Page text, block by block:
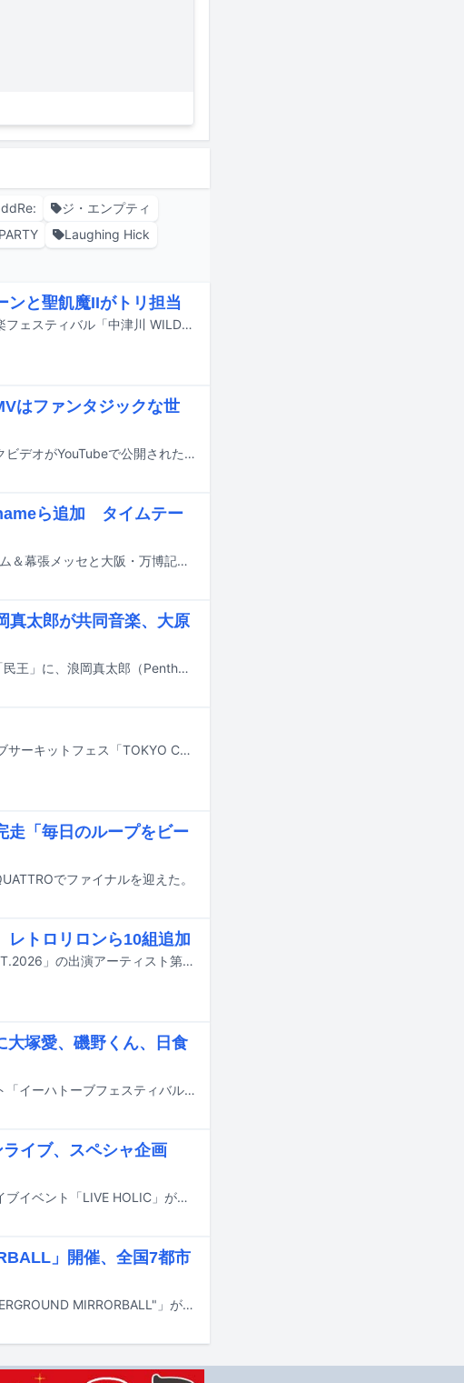
ジ・エンプティ
Laughing Hick
ンと聖飢魔IIがトリ担当
9月19日と20日に岐阜・中津川公園内特設ステージで行われる野外音楽フェスティバル「中津川 WILD WOOD 2026」のタイムテーブルが公開された。
はファンタジックな世
レトロリロンの最新曲「ミッドナイトタイムカプセル」のミュージックビデオがYouTubeで公開された。
ら追加 タイムテー
8月14日から16日までの3日間にわたり、千葉・ZOZOマリンスタジアム＆幕張メッセと大阪・万博記念公園で行われる音楽フェスティバル「SUMMER SONIC 2026」の追加出演アーティストが発表された。
太郎が共同音楽、大原
9月から10月にかけて東京、大阪、福岡にて上演されるミュージカル「民王」に、浪岡真太郎（Penthouse）が共同音楽、大原拓真（Penthouse）が歌詞で参加する。
9月22日に東京・下北沢、26日に新宿、27日に渋谷で開催されるライブサーキットフェス「TOKYO CALLING 2026」の第5弾出演アーティストおよび出演エリアが発表された。
走「毎日のループをビー
でファイナルを迎えた。
レトロリロンら10組追加
10月10日と11日に群馬・Gメッセ群馬で行われる音楽イベント「GFEST.2026」の出演アーティスト第2弾が発表された。
大塚愛、磯野くん、日食
8月22、23日に岩手・花巻市の宮沢賢治童話村にて入場無料のイベント「イーハトーブフェスティバル2026」が開催される。
イブ、スペシャ企画
スペースシャワーエンタテインメントプロデューシングが企画するライブイベント「LIVE HOLIC」が8月18日に愛知・DIAMOND HALL、8月19日に静岡・LIVE ROXY SHIZUOKAで開催される。
」開催、全国7都市
OddRe:のワンマンライブツアー「OddRe: JAPAN TOUR 2026 "UNDERGROUND MIRRORBALL"」が10月から12月にかけて開催される。